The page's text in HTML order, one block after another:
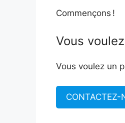
Commençons !
Vous
Vous voulez un
CONTACTEZ-